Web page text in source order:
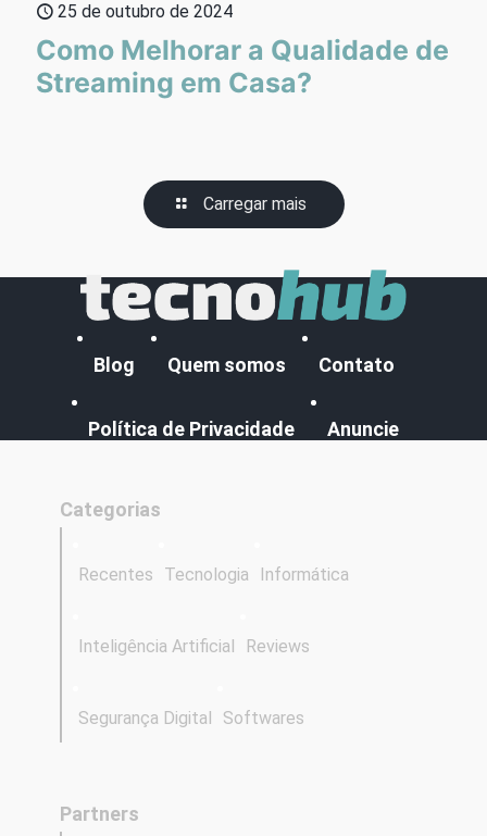
25 de outubro de 2024
Como Melhorar a Qualidade de
Streaming em Casa?
Carregar mais
Blog Quem somos Contato
Política de Privacidade Anuncie
Categorias
Recentes Tecnologia Informática
Inteligência Artificial Reviews
Segurança Digital Softwares
Partners